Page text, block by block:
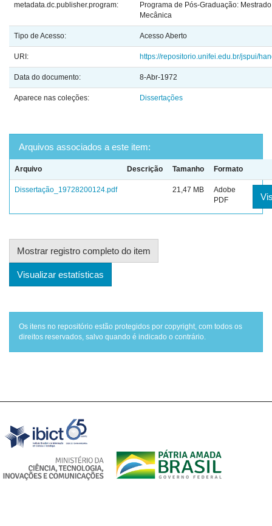
metadata.dc.publisher.program:
Programa de Pós-Graduação:
Mecânica
Tipo de Acesso: Acesso Aberto
URI: https://repositorio.unifei.edu.br/jspui/
Data do documento: 8-Abr-1972
Aparece nas coleções: Dissertações
Arquivos associados a este item:
Arquivo Descrição Tamanho Formato
Dissertação_19728200124.pdf 21,47 MB
Adobe
PDF
Mostrar registro completo do item
Visualizar estatísticas
Os itens no repositório estão protegidos por copyright, com todos os
direitos reservados, salvo quando é indicado o contrário.